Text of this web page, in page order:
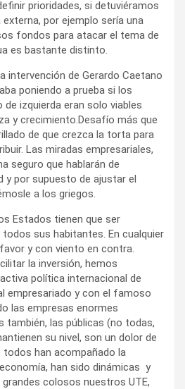
prioridades, si detuviéramos
por ejemplo sería una
fondos para atacar el tema de
es bastante distinto.
intervención de Gerardo Caetano
poniendo a prueba si los
izquierda eran solo viables
y crecimiento.Desafío más que
de que crezca la torta para
Las miradas empresariales,
seguro que hablarán de
y por supuesto de ajustar el
a los griegos.
Estados tienen que ser
sus habitantes. En cualquier
y con viento en contra.
la inversión, hemos
política internacional de
empresariado y con el famoso
las empresas enormes
también, las públicas (no todas,
su nivel, son un dolor de
todos han acompañado la
han sido dinámicas y
colosos nuestros UTE,